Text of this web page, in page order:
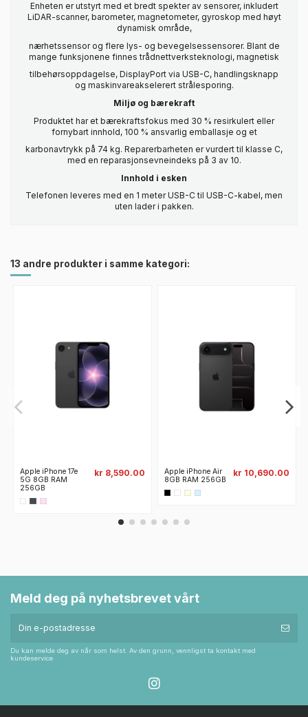
Enheten er utstyrt med et bredt spekter av sensorer, inkludert
LiDAR-scanner, barometer, magnetometer, gyroskop med høyt
dynamisk område,
nærhetssensor og flere lys- og bevegelsessensorer. Blant de
mange funksjonene finnes trådnettverksteknologi, magnetisk
tilbehørsoppdagelse, DisplayPort via USB-C, handlingsknapp
og maskinvareakselerert strålesporing.
Miljø og bærekraft
Produktet har et bærekraftsfokus med 30 % resirkulert eller
fornybart innhold, 100 % ansvarlig emballasje og et
karbonavtrykk på 74 kg. Reparerbarheten er vurdert til klasse C,
med en reparasjonsevneindeks på 3 av 10.
Innhold i esken
Telefonen leveres med en 1 meter USB-C til USB-C-kabel, men
uten lader i pakken.
13 andre produkter i samme kategori:
Apple iPhone 17e
5G 8GB RAM
256GB
kr 8,590.00
Apple iPhone Air
8GB RAM 256GB
kr 10,690.00
Meld deg på nyhetsbrevet vårt
Du kan melde deg av når som helst. Av den grunn, vennligst ta kontakt med
kundeservice